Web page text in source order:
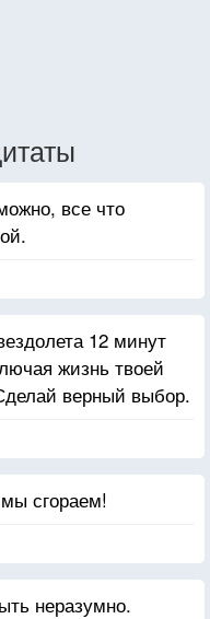
все что
12 минут
жизнь твоей
верный выбор.
сгораем!
неразумно.